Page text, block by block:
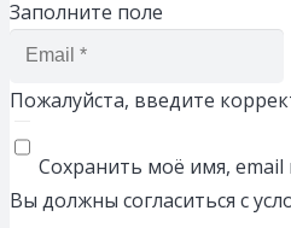
Заполните поле
Пожалуйста, введите
Сохранить моё имя,
Вы должны согласиться с